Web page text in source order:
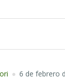
6 de febrero